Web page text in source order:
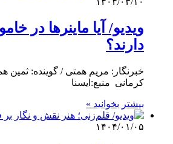
ویدیو/ آیا ماینرها در
دارند؟
خبرنگار: مریم همتی / گوینده: ثمین
کرمانی منبع:ایسنا
بیشتر بخوانید »
۱۴۰۴/۰۱/۰۵